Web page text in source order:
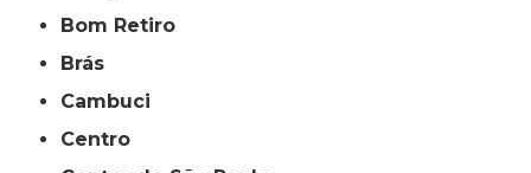
Bom Retiro
Brás
Cambuci
Centro